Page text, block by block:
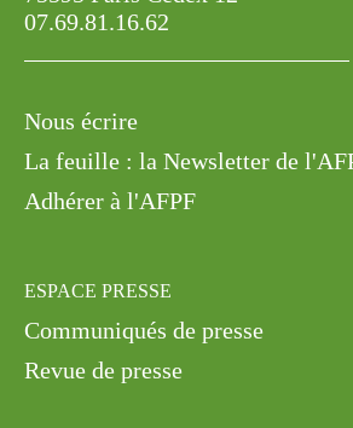
La feuille : la Newsletter de l'AFPF
Adhérer à l'AFPF
Communiqués de presse
Revue de presse